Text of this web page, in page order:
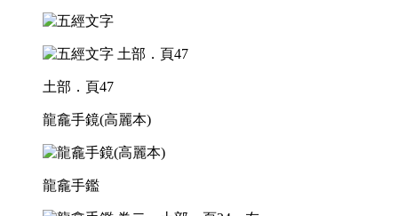
土部．頁47
龍龕手鏡(高麗本)
龍龕手鑑